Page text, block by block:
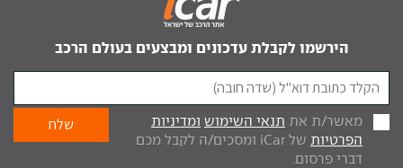
הירשמו לקבלת עדכונים ומבצעים בעולם הרכב
מאשר/ת את תנאי השימוש ומדיניות
הפרטיות
של iCar ומסכים/ה לקבל מכם
דברי פרסום.